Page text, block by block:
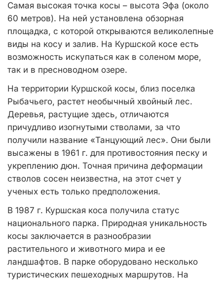
Самая высокая точка косы – высота Эфа (около
60 метров). На ней установлена обзорная
площадка, с которой открываются великолепные
виды на косу и залив. На Куршской косе есть
возможность искупаться как в соленом море,
так и в пресноводном озере.
На территории Куршской косы, близ поселка
Рыбачьего, растет необычный хвойный лес.
Деревья, растущие здесь, отличаются
причудливо изогнутыми стволами, за что
получили название «Танцующий лес». Они были
высажены в 1961 г. для противостояния песку и
укреплению дюн. Точная причина деформации
стволов сосен неизвестна, на этот счет у
ученых есть только предположения.
В 1987 г. Куршская коса получила статус
национального парка. Природная уникальность
косы заключается в разнообразии
растительного и животного мира и ее
ландшафтов. В парке оборудовано несколько
туристических пешеходных маршрутов. На